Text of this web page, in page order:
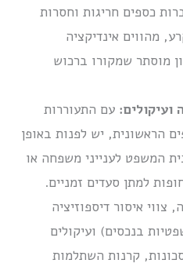
כספים חריגות וחסרות
מהווים אינדיקציה
מוסתר שמקורו ברכוש
ועיקולים: עם התעוררות
הראשונית, יש לפנות באופן
המשפט לענייני משפחה או
למתן סעדים זמניים.
צווי איסור דיספוזיציה
בנכסים) ועיקולים
קרנות השתלמות